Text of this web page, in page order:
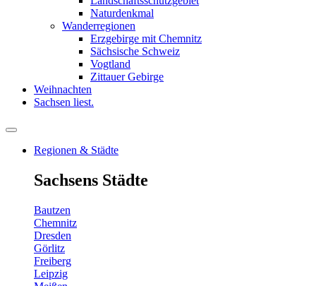
Naturdenkmal
Wanderregionen
Erzgebirge mit Chemnitz
Sächsische Schweiz
Vogtland
Zittauer Gebirge
Weihnachten
Sachsen liest.
Regionen & Städte
Sachsens Städte
Bautzen
Chemnitz
Dresden
Görlitz
Freiberg
Leipzig